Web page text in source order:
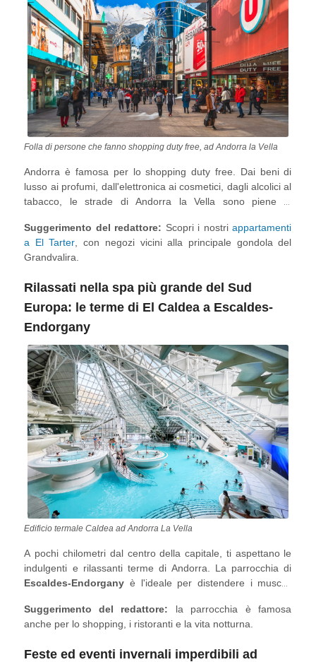
Folla di persone che fanno shopping duty free, ad Andorra la Vella
Andorra è famosa per lo shopping duty free. Dai beni di
lusso ai profumi, dall'elettronica ai cosmetici, dagli alcolici al
tabacco, le strade di Andorra la Vella sono piene di
migliori e più popolari per lo shopping duty-free tra i turisti
sono l'Avenida Meritxelle ilCentro Commerciale Illa
Carlemanyad Andorra la Vella, l'area commerciale
(Parrocchia di Canillo). El Tarter e Soldeu propongono
ottime offerte duty-free su attrezzatura da sci e
snowboard.
Suggerimento del redattore: Scopri i nostriappartamenti
a El Tarter , con negozi vicini alla principale gondola del
Grandvalira.
Rilassati nella spa più grande del Sud
Europa: le terme di El Caldea a Escaldes-
Endorgany
Edificio termale Caldea ad Andorra La Vella
A pochi chilometri dal centro della capitale, ti aspettano le
indulgenti e rilassanti terme di Andorra. La parrocchia di
Escaldes-Endorgany è l'ideale per distendere i muscoli
nota per essere uno dei più grandi centri termali dell'Europa
meridionale e per i suoi trattamenti con acqua calda
Suggerimento del redattore: la parrocchia è famosa
anche per lo shopping, i ristoranti e la vita notturna.
Feste ed eventi invernali imperdibili ad